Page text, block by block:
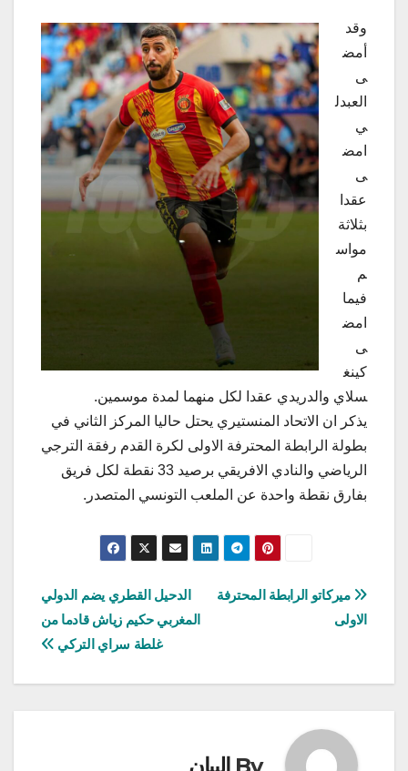
وقد
أمض
ى
العبدل
ي
امض
ى
عقدا
بثلاثة
مواس
م
فيما
امض
ى
كينغ
سلاي والدريدي عقدا لكل منهما لمدة موسمين.
يذكر ان الاتحاد المنستيري يحتل حاليا المركز الثاني في
بطولة الرابطة المحترفة الاولى لكرة القدم رفقة الترجي
الرياضي والنادي الافريقي برصيد 33 نقطة لكل فريق
بفارق نقطة واحدة عن الملعب التونسي المتصدر.
تصفّح
المقالات
الدحيل القطري يضم الدولي
المغربي حكيم زياش قادما من
غلطة سراي التركي
ميركاتو الرابطة المحترفة
الاولى
By البيان